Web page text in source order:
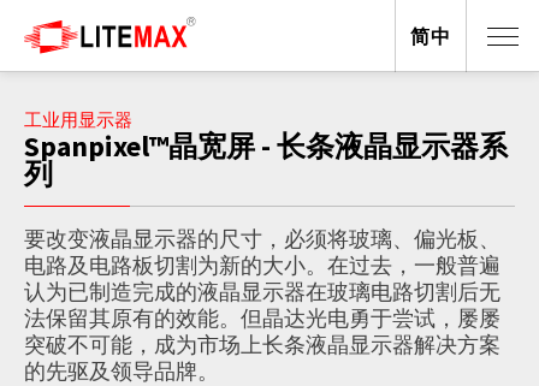
工业用显示器
Spanpixel™晶宽屏 - 长条液晶显示器系
列
要改变液晶显示器的尺寸，必须将玻璃、偏光板、
电路及电路板切割为新的大小。在过去，一般普遍
认为已制造完成的液晶显示器在玻璃电路切割后无
法保留其原有的效能。但晶达光电勇于尝试，屡屡
突破不可能，成为市场上长条液晶显示器解决方案
的先驱及领导品牌。
简中